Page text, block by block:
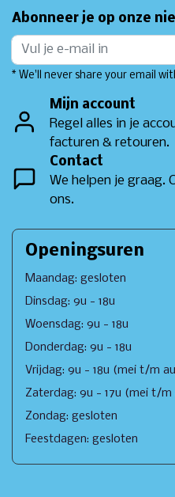
Abonneer je op onze
* We'll never share your email
Mijn account
Regel alles in je
facturen & retouren.
Contact
We helpen je graag.
ons.
Openingsuren
Maandag: gesloten
Dinsdag: 9u - 18u
Woensdag: 9u - 18u
Donderdag: 9u - 18u
Vrijdag: 9u - 18u (mei t/m
Zaterdag: 9u - 17u (mei t/m
Zondag: gesloten
Feestdagen: gesloten